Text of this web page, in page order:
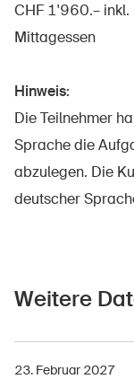
Startseite
CHF 1'960.– inkl.
Mittagessen
Hinweis:
Die Teilnehmer
Sprache die
abzulegen. Die
deutscher
Weitere
23. Februar 2027